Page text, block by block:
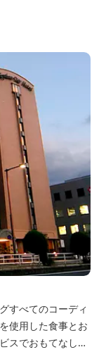
すべてのコーディ
使用した食事とお
スでおもてなしい